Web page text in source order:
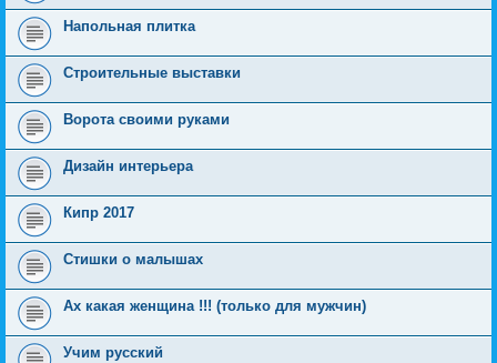
Напольная плитка
Строительные выставки
Ворота своими руками
Дизайн интерьера
Кипр 2017
Стишки о малышах
Ах какая женщина !!! (только для мужчин)
Учим русский